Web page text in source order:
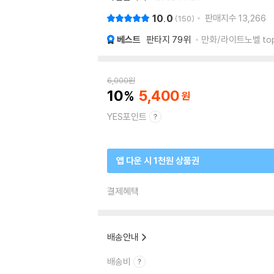
10.0 150 판매지수 13,266
베스트 판타지 79위 만화/라이트노벨
6,000원
10 5,400
YES포인트
앱 다운 시 1천원 상품권
결제혜택
배송안내
배송비